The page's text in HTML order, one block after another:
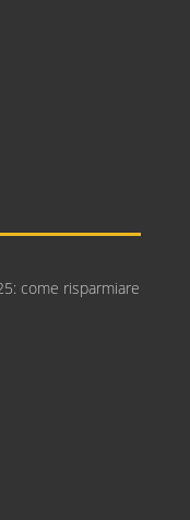
come risparmiare